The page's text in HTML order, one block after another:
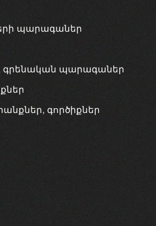
պարագաներ
գրենական պարագաներ
գործիքներ